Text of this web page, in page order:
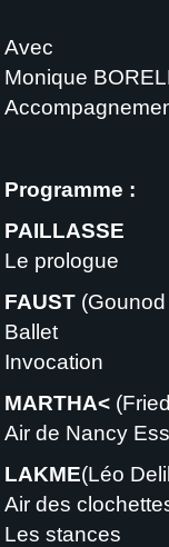
Avec
Monique
Programme :
PAILLASSE
Le prologue
FAUST (Gounod
Ballet
Invocation
MARTHA<
Air de Nancy
LAKME(Léo
Air des
Les stances